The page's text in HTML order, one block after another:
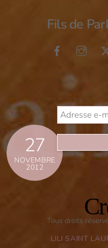
27
NOVEMBRE
2012
LILI SAINT
Fils de
Tous droits